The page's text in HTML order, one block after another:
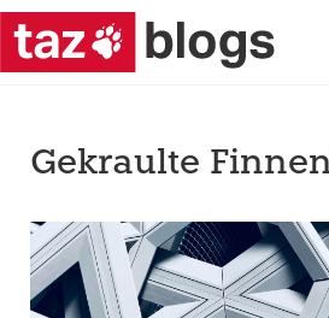
Gekraulte